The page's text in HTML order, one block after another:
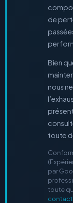
de
Bien
nous
toute
par
toute